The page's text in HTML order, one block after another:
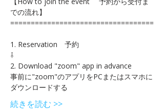
での流れ】
===================================
1. Reservation　予約
⇩
2. Download "zoom" app in advance
事前に"zoom"のアプリをPCまたはスマホに
ダウンロードする
続きを読む >>